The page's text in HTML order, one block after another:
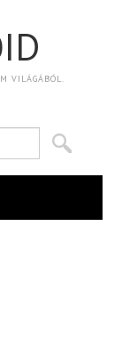
VILÁGÁBÓL.